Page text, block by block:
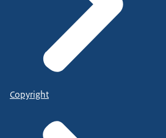
Copyright